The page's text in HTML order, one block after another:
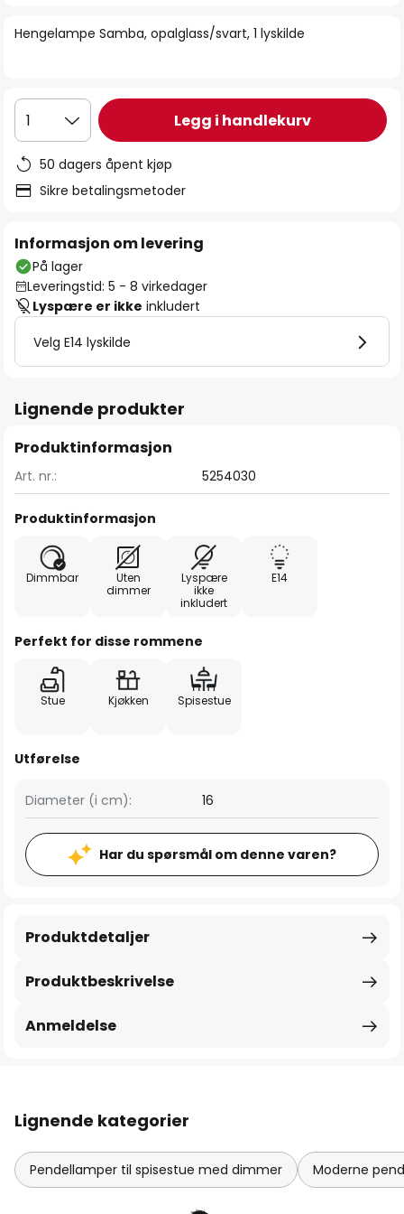
Hengelampe Samba, opalglass/svart, 1 lyskilde
1 Legg i handlekurv
50 dagers åpent kjøp
Sikre betalingsmetoder
Informasjon om levering
På lager
Leveringstid: 5 - 8 virkedager
Lyspære er ikke inkludert
Velg E14 lyskilde
Lignende produkter
Produktinformasjon
Art. nr.: 5254030
Produktinformasjon
Dimmbar
Uten
dimmer
Lyspære
ikke
inkludert
E14
Perfekt for disse rommene
Stue Kjøkken Spisestue
Utførelse
Diameter (i cm): 16
Har du spørsmål om denne varen?
Produktbeskrivelse
Produktdetaljer
Anmeldelse
Lignende kategorier
Pendellamper til spisestue med dimmer Moderne